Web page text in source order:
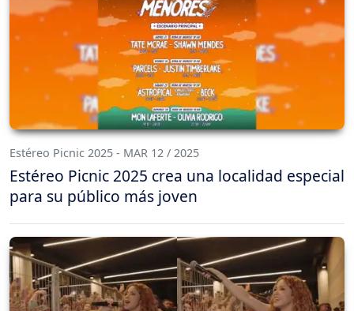
Estéreo Picnic 2025 - MAR 12 / 2025
Estéreo Picnic 2025 crea una localidad especial
para su público más joven